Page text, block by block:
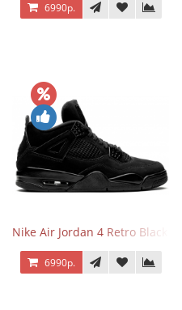
6990р.
Nike Air Jordan 4 Retro Black Cat
6990р.